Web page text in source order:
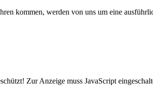
kommen, werden von uns um eine
Zur Anzeige muss JavaScript